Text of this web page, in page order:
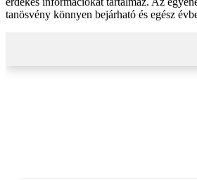
tanösvény könnyen bejárható és egész